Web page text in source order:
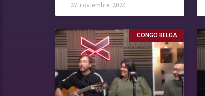
27 noviembre, 2024
CONGO BELGA